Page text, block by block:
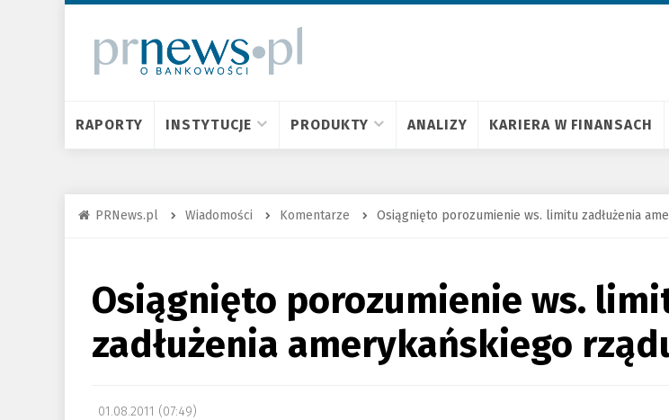
RAPORTY INSTYTUCJE PRODUKTY ANALIZY KARIERA W FINANSACH
PRNews.pl Wiadomości Komentarze Osiągnięto porozumienie ws. limitu zadłużenia
Osiągnięto porozumienie ws.
zadłużenia amerykańskiego
01.08.2011 (07:49)